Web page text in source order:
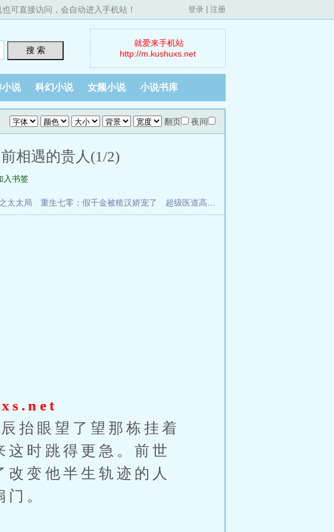
可直接访问，会自动进入手机站！ 登录 注册
搜 索
就爱来手机站
http://m.kushuxs.net
小说 科幻小说 女频小说 小说书库
翻页 夜间
相遇的贵人(1/2)
入书签
太太局 重生七零：假千金被糙汉娇宠了 超级医道高手
抬眼望了望那栋挂着
这时跳得更急。前世
变他半生轨迹的人
。